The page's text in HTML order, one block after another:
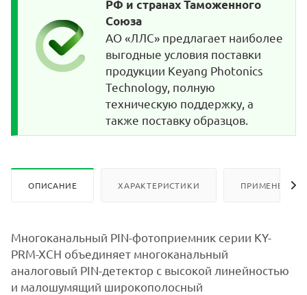
РФ и странах Таможенного
Союза
АО «ЛЛС» предлагает наиболее
выгодные условия поставки
продукции Keyang Photonics
Technology, полную
техническую поддержку, а
также поставку образцов.
ОПИСАНИЕ ХАРАКТЕРИСТИКИ ПРИМЕНЕНИЕ
Многоканальный PIN-фотоприемник серии KY-
PRM-XCH объединяет многоканальный
аналоговый PIN-детектор с высокой линейностью
и малошумящий широкополосный